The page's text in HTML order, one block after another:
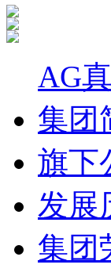
AG
集团
旗下
发展
集团